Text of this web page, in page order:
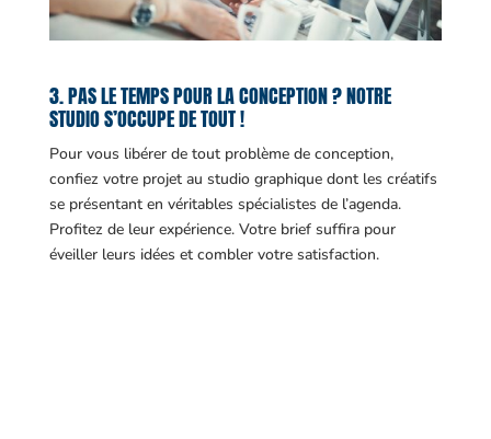
3. PAS LE TEMPS POUR LA CONCEPTION ? NOTRE
STUDIO S’OCCUPE DE TOUT !
Pour vous libérer de tout problème de conception,
confiez votre projet au studio graphique dont les créatifs
se présentant en véritables spécialistes de l’agenda.
Profitez de leur expérience. Votre brief suffira pour
éveiller leurs idées et combler votre satisfaction.